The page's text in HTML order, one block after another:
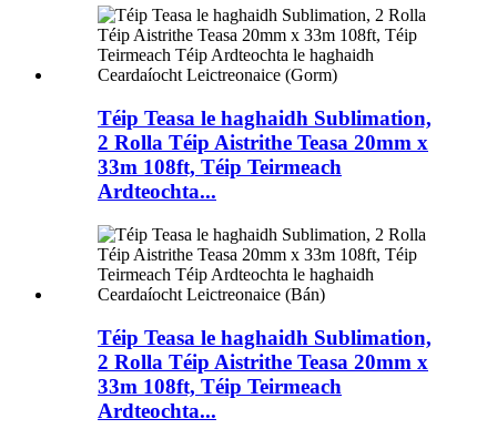
Téip Teasa le haghaidh Sublimation,
2 Rolla Téip Aistrithe Teasa 20mm x
33m 108ft, Téip Teirmeach
Ardteochta...
Téip Teasa le haghaidh Sublimation,
2 Rolla Téip Aistrithe Teasa 20mm x
33m 108ft, Téip Teirmeach
Ardteochta...